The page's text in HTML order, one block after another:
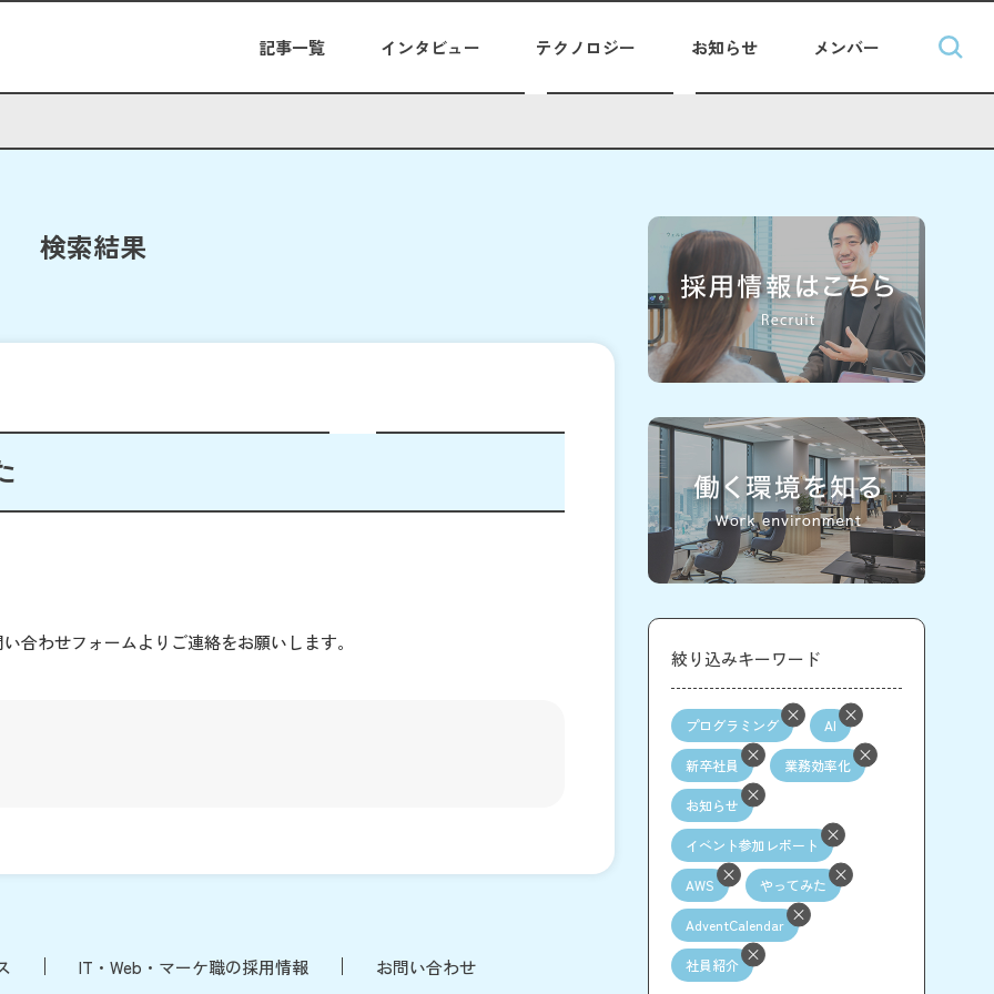
記事一覧 インタビュー テクノロジー お知らせ メンバー
検索結果
合わせフォームよりご連絡をお願いします。
IT・Web・マーケ職の採用情報 お問い合わせ
絞り込みキーワード
プログラミング AI
新卒社員 業務効率化
お知らせ
イベント参加レポート
AWS やってみた
AdventCalendar
社員紹介